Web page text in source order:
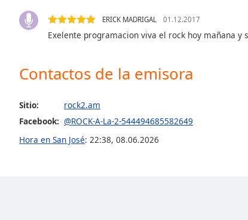
Area
Background
Opacity
ERICK MADRIGAL 01.12.2017
Exelente programacion viva el rock hoy mañana y
Contactos de la emisora
Sitio:
rock2.am
Facebook: @ROCK-A-La-2-544494685582649
Hora en San José: 22:38, 08.06.2026